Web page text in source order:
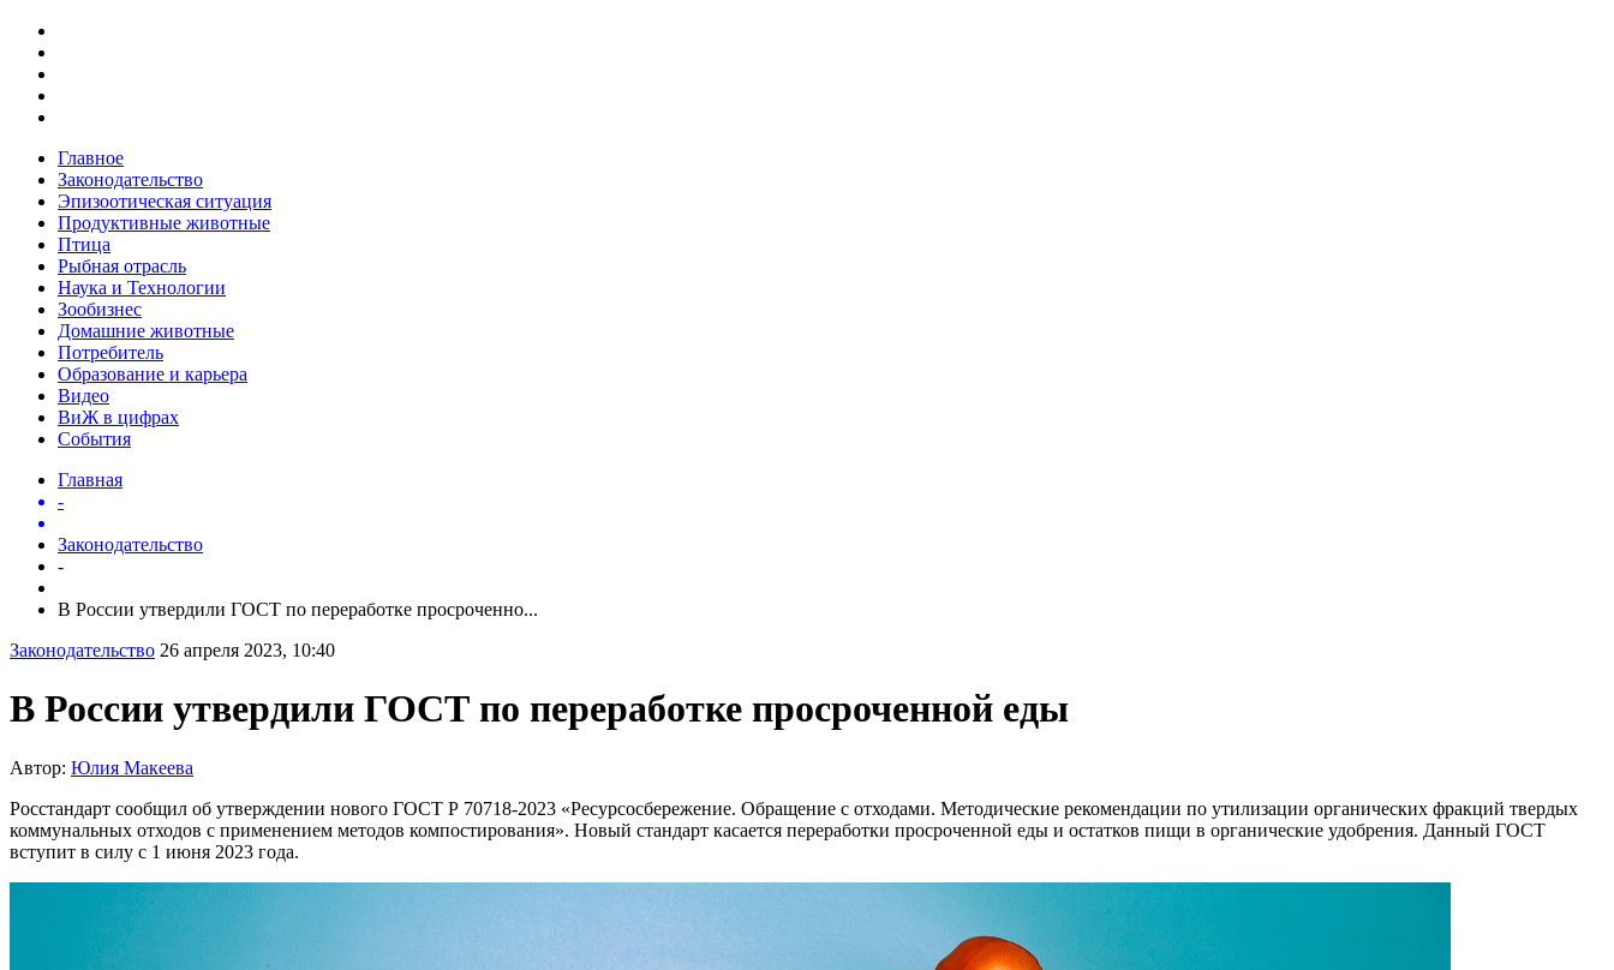
Главное
Законодательство
Эпизоотическая ситуация
Продуктивные животные
Птица
Рыбная отрасль
Наука и Технологии
Зообизнес
Домашние животные
Потребитель
Образование и карьера
Видео
ВиЖ в цифрах
События
Главная
-
Законодательство
-
В России утвердили ГОСТ по переработке просроченно...
Законодательство 26 апреля 2023, 10:40
В России утвердили ГОСТ по переработке просроченной еды
Автор: Юлия Макеева
Росстандарт сообщил об утверждении нового ГОСТ Р 70718-2023 «Ресурсосбережение. Обращение с отходами. Методические рекомендации по утилизации органических фракций твердых
коммунальных отходов с применением методов компостирования». Новый стандарт касается переработки просроченной еды и остатков пищи в органические удобрения. Данный ГОСТ
вступит в силу с 1 июня 2023 года.